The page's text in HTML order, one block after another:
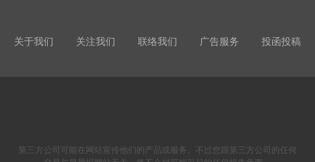
关于我们 关注我们 联络我们 广告服务 投函投稿
第三方公司可能在网站宣传他们的产品或服务。不过您跟第三方公司的任何